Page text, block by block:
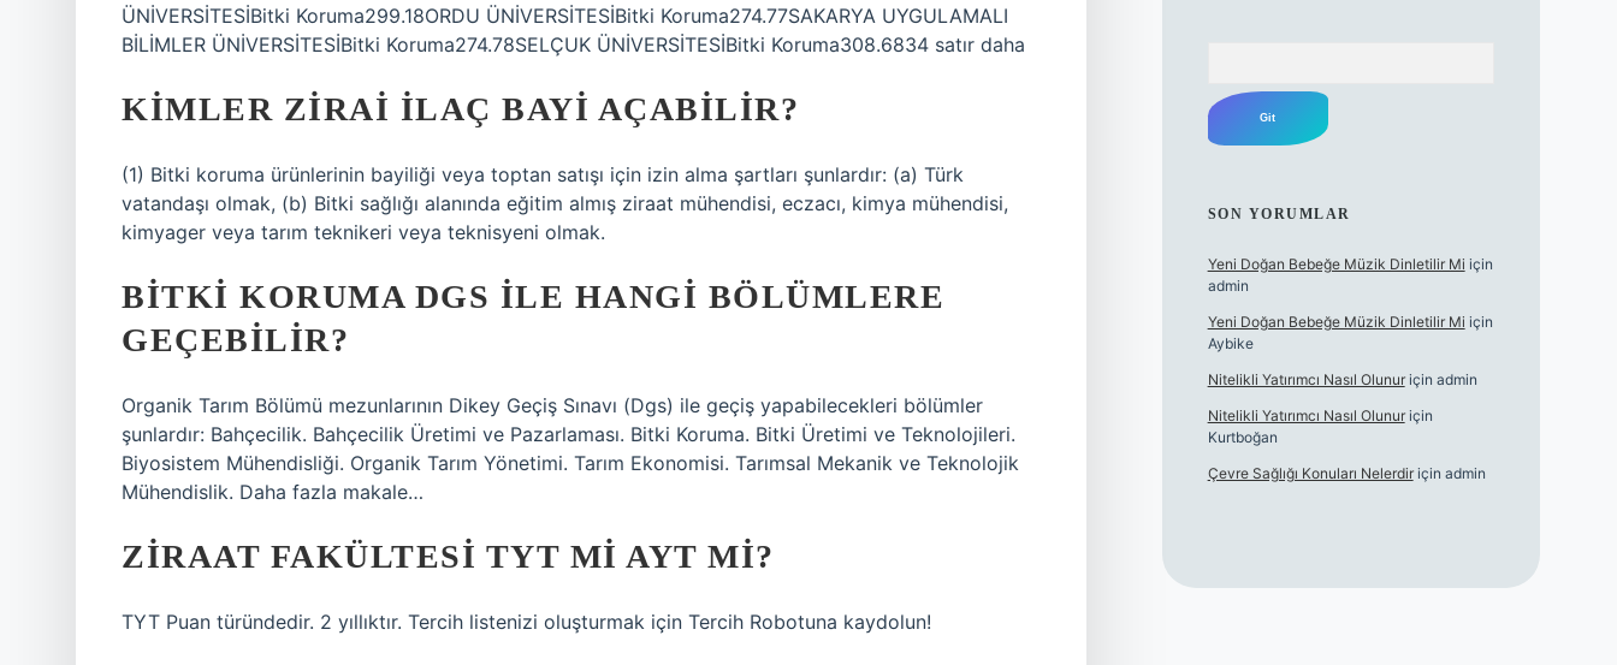
ÜNİVERSİTESİBitki Koruma299.18ORDU ÜNİVERSİTESİBitki Koruma274.77SAKARYA UYGULAMALI
BİLİMLER ÜNİVERSİTESİBitki Koruma274.78SELÇUK ÜNİVERSİTESİBitki Koruma308.6834 satır daha
KIMLER ZIRAI ILAÇ BAYI AÇABILIR?
(1) Bitki koruma ürünlerinin bayiliği veya toptan satışı için izin alma şartları şunlardır: (a) Türk
vatandaşı olmak, (b) Bitki sağlığı alanında eğitim almış ziraat mühendisi, eczacı, kimya mühendisi,
kimyager veya tarım teknikeri veya teknisyeni olmak.
BITKI KORUMA DGS ILE HANGI BÖLÜMLERE
GEÇEBILIR?
Organik Tarım Bölümü mezunlarının Dikey Geçiş Sınavı (Dgs) ile geçiş yapabilecekleri bölümler
şunlardır: Bahçecilik. Bahçecilik Üretimi ve Pazarlaması. Bitki Koruma. Bitki Üretimi ve Teknolojileri.
Biyosistem Mühendisliği. Organik Tarım Yönetimi. Tarım Ekonomisi. Tarımsal Mekanik ve Teknolojik
Mühendislik. Daha fazla makale…
ZIRAAT FAKÜLTESI TYT MI AYT MI?
TYT Puan türündedir. 2 yıllıktır. Tercih listenizi oluşturmak için Tercih Robotuna kaydolun!
SON YORUMLAR
Yeni Doğan Bebeğe Müzik Dinletilir Mi için
admin
Yeni Doğan Bebeğe Müzik Dinletilir Mi için
Aybike
Nitelikli Yatırımcı Nasıl Olunuriçin admin
Nitelikli Yatırımcı Nasıl Olunuriçin
Kurtboğan
Çevre Sağlığı Konuları Nelerdiriçin admin